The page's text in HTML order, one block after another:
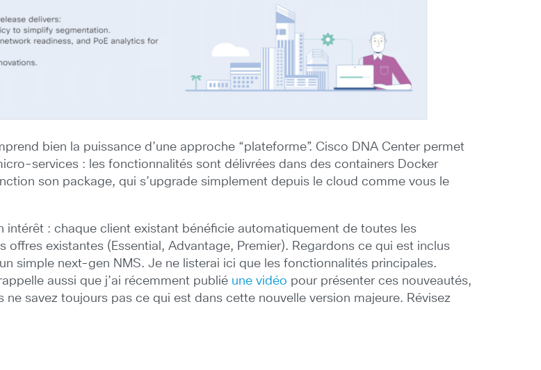
bien la puissance d’une approche “plateforme”. Cisco DNA Center permet
services : les fonctionnalités sont délivrées dans des containers Docker
son package, qui s’upgrade simplement depuis le cloud comme vous le
: chaque client existant bénéficie automatiquement de toutes les
existantes (Essential, Advantage, Premier). Regardons ce qui est inclus
simple next-gen NMS. Je ne listerai ici que les fonctionnalités principales.
aussi que j’ai récemment publié une vidéo pour présenter ces nouveautés,
ne savez toujours pas ce qui est dans cette nouvelle version majeure. Révisez